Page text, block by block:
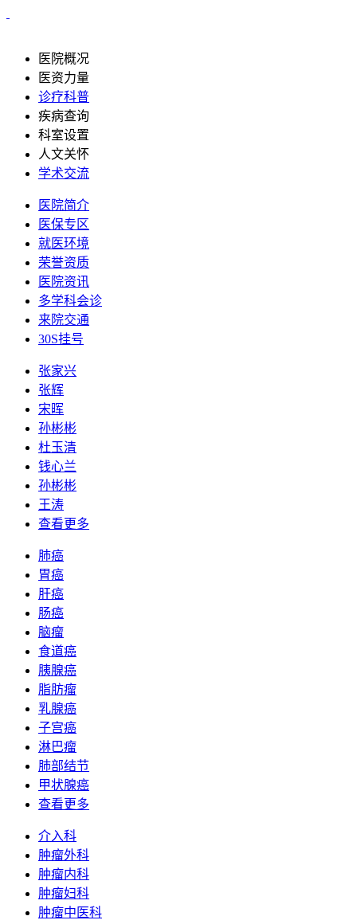
医院概况
医资力量
诊疗科普
疾病查询
科室设置
人文关怀
学术交流
医院简介
医保专区
就医环境
荣誉资质
医院资讯
多学科会诊
来院交通
30S挂号
张家兴
张辉
宋晖
孙彬彬
杜玉清
钱心兰
孙彬彬
王涛
查看更多
肺癌
胃癌
肝癌
肠癌
脑瘤
食道癌
胰腺癌
脂肪瘤
乳腺癌
子宫癌
淋巴瘤
肺部结节
甲状腺癌
查看更多
介入科
肿瘤外科
肿瘤内科
肿瘤妇科
肿瘤中医科